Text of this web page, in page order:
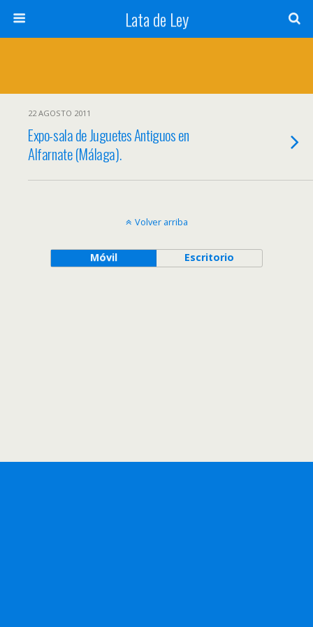
Lata de Ley
22 AGOSTO 2011
Expo-sala de Juguetes Antiguos en
Alfarnate (Málaga).
Volver arriba
Móvil Escritorio